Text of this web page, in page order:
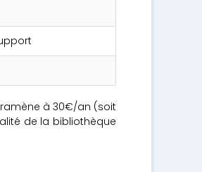
à 30€/an (soit
de la bibliothèque